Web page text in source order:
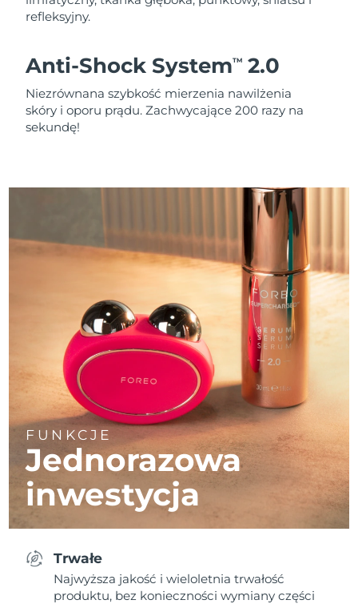
refleksyjny.
Anti-Shock SystemTM 2.0
Niezrównana szybkość mierzenia nawilżenia
skóry i oporu prądu. Zachwycające 200 razy na
sekundę!
FUNKCJE
Jednorazowa
inwestycja
Trwałe
Najwyższa jakość i wieloletnia trwałość
produktu, bez konieczności wymiany części